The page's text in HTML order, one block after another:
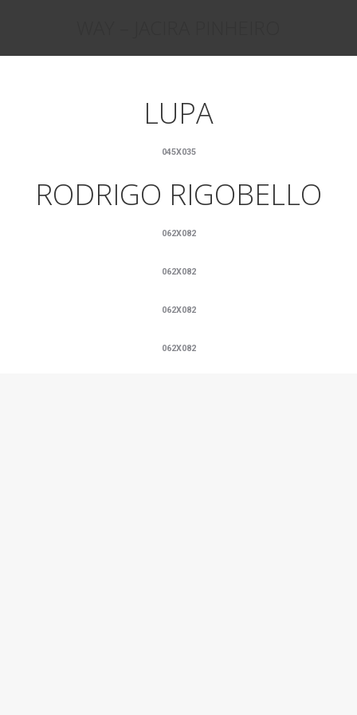
LUPA
045X035
RODRIGO RIGOBELLO
062X082
062X082
062X082
062X082